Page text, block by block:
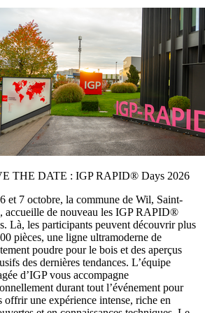
THE DATE : IGP RAPID® Days 2026
et 7 octobre, la commune de Wil, Saint-
accueille de nouveau les IGP RAPID®
Là, les participants peuvent découvrir plus
pièces, une ligne ultramoderne de
poudre pour le bois et des aperçus
des dernières tendances. L’équipe
d’IGP vous accompagne
durant tout l’événement pour
offrir une expérience intense, riche en